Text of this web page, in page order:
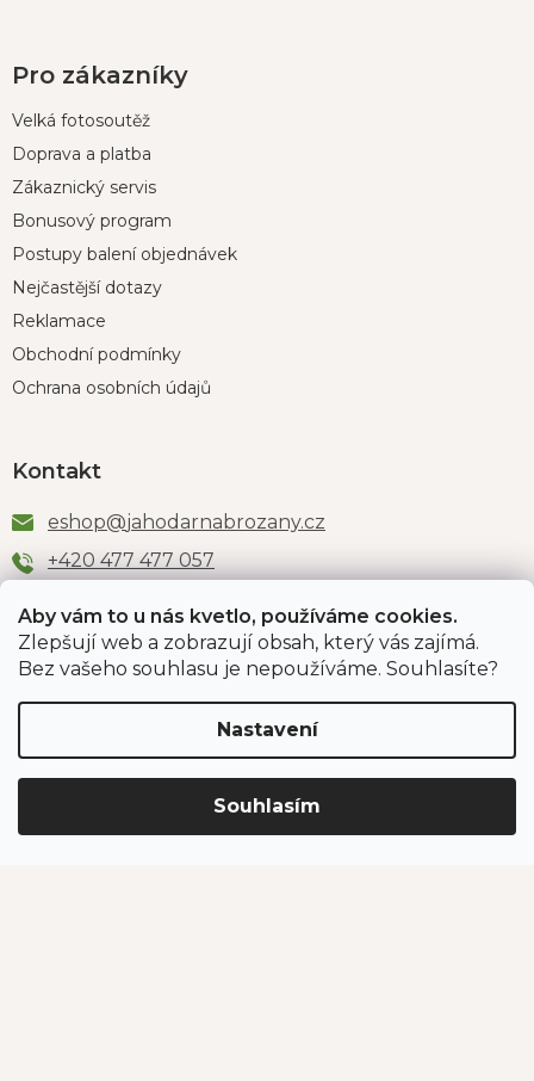
Aby vám to u nás kvetlo, používáme cookies.
Zlepšují web a zobrazují obsah, který vás zajímá.
Bez vašeho souhlasu je nepoužíváme. Souhlasíte?
Nastavení
Souhlasím
Pro zákazníky
Velká fotosoutěž
Doprava a platba
Zákaznický servis
Bonusový program
Postupy balení objednávek
Nejčastější dotazy
Reklamace
Obchodní podmínky
Ochrana osobních údajů
Kontakt
eshop@jahodarnabrozany.cz
+420 477 477 057
Odběr newsletteru
PŘIHLÁSIT SE